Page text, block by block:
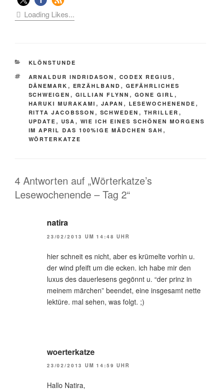
Loading Likes...
KATEGORIEN
KLÖNSTUNDE
SCHLAGWÖRTER
ARNALDUR INDRIDASON , CODEX REGIUS ,
DÄNEMARK , ERZÄHLBAND , GEFÄHRLICHES
SCHWEIGEN , GILLIAN FLYNN , GONE GIRL ,
HARUKI MURAKAMI , JAPAN , LESEWOCHENENDE ,
RITTA JACOBSSON , SCHWEDEN , THRILLER ,
UPDATE , USA , WIE ICH EINES SCHÖNEN MORGENS
IM APRIL DAS 100%IGE MÄDCHEN SAH ,
WÖRTERKATZE
4 Antworten auf „Wörterkatze’s
Lesewochenende – Tag 2“
natira
23/02/2013 UM 14:48 UHR
hier schneit es nicht, aber es krümelte vorhin u.
der wind pfeift um die ecken. ich habe mir den
luxus des dauerlesens gegönnt u. “der prinz in
meinem märchen” beendet, eine insgesamt nette
lektüre. mal sehen, was folgt. ;)
woerterkatze
23/02/2013 UM 14:59 UHR
Hallo Natira,